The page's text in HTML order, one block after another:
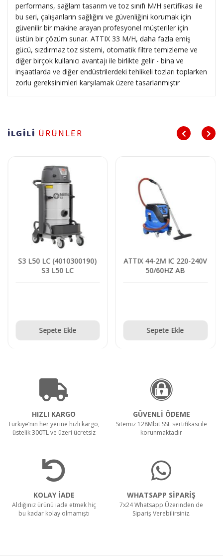
performans, sağlam tasarım ve toz sınıfı M/H sertifikası ile
bu seri, çalışanların sağlığını ve güvenliğini korumak için
güvenilir bir makine arayan profesyonel müşteriler için
üstün bir çözüm sunar. ATTIX 33 M/H, daha fazla emiş
gücü, sızdırmaz toz sistemi, otomatik filtre temizleme ve
diğer birçok kullanıcı avantajı ile birlikte gelir - bina ve
inşaatlarda ve diğer endüstrilerdeki tehlikeli tozları toplarken
zorlu gereksinimleri karşılamak üzere tasarlanmıştır
İLGİLİ ÜRÜNLER
S3 L50 LC (4010300190)
S3 L50 LC
Sepete Ekle
ATTIX 44-2M IC 220-240V
50/60HZ AB
Sepete Ekle
HIZLI KARGO
Türkiye’nin her yerine hızlı kargo,
üstelik 300TL ve üzeri ücretsiz
GÜVENLİ ÖDEME
Sitemiz 128Mbit SSL sertifikası ile
korunmaktadır
KOLAY İADE
Aldığınız ürünü iade etmek hiç
bu kadar kolay olmamıştı
WHATSAPP SİPARİŞ
7x24 Whatsapp Üzerinden de
Sipariş Verebilirsiniz.